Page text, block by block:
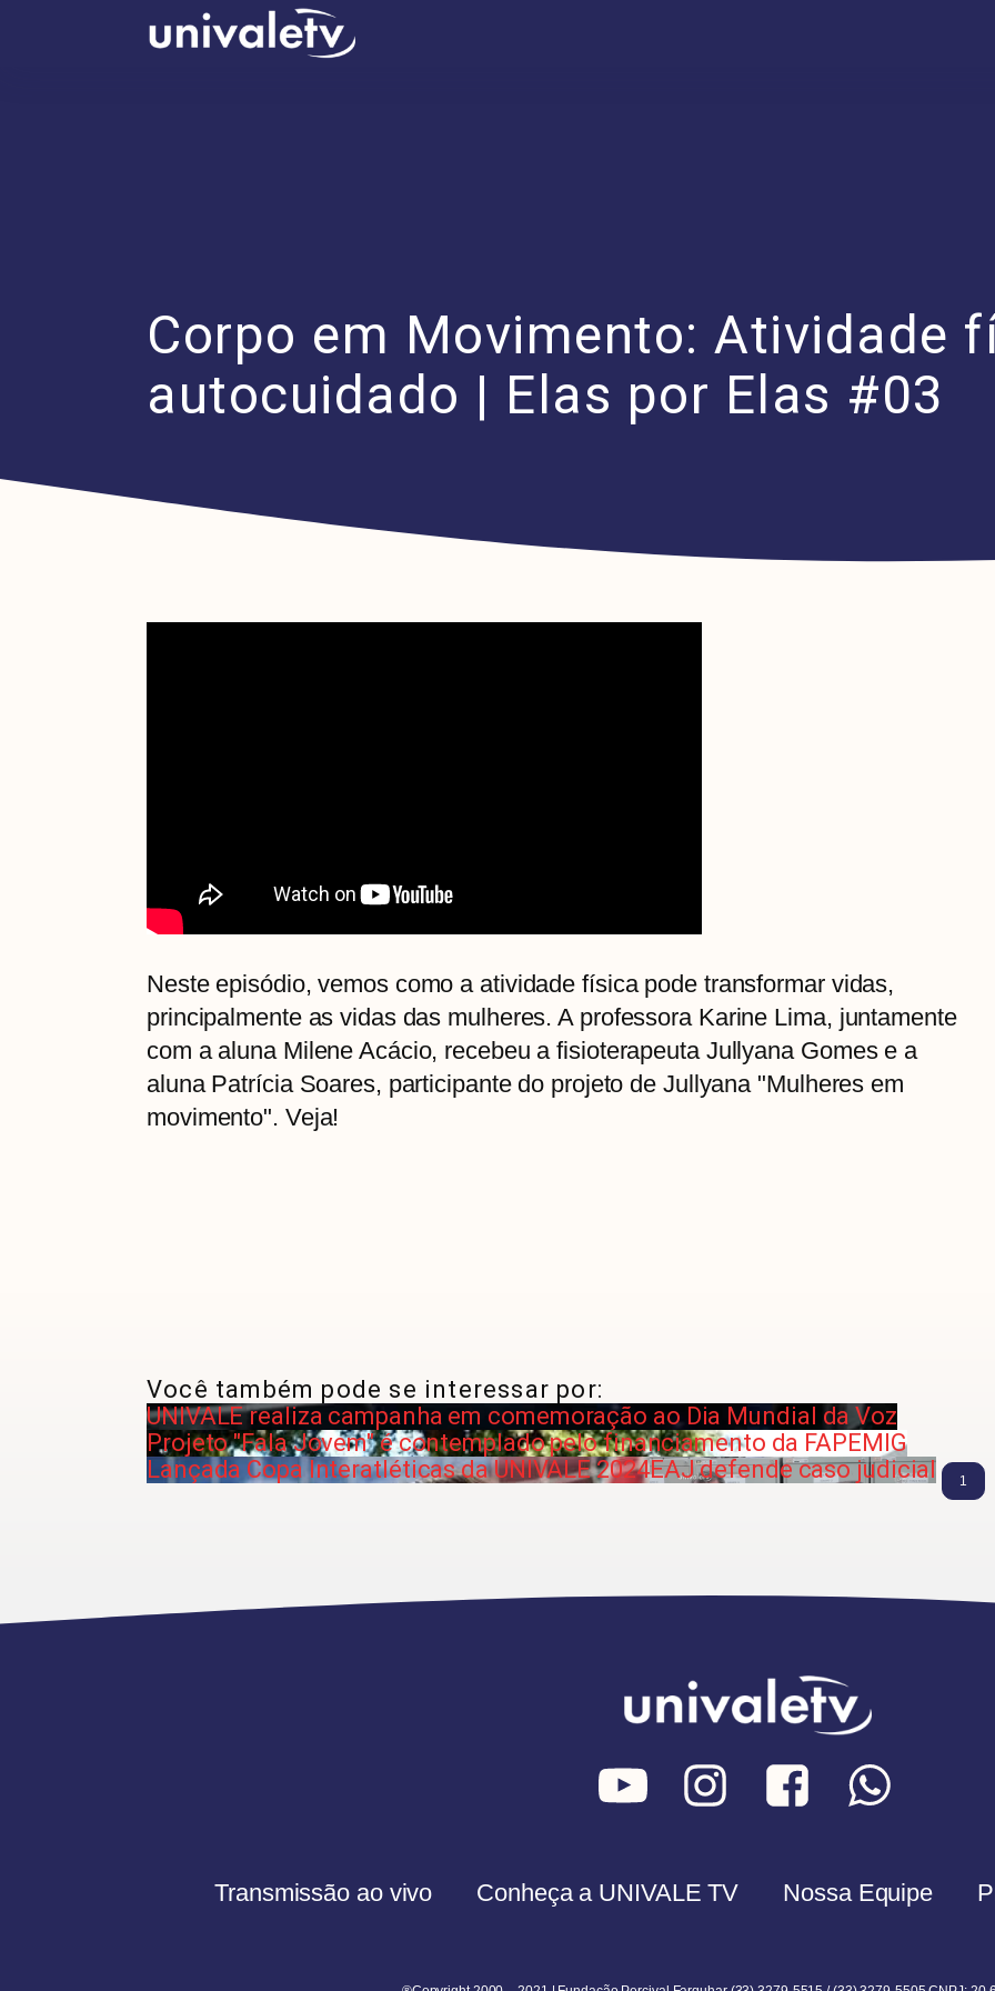
Corpo em Movimento: Atividade
autocuidado | Elas por Elas #03
Neste episódio, vemos como a atividade física pode transformar vidas,
principalmente as vidas das mulheres. A professora Karine Lima, juntamente
com a aluna Milene Acácio, recebeu a fisioterapeuta Jullyana Gomes e a
aluna Patrícia Soares, participante do projeto de Jullyana "Mulheres em
movimento". Veja!
Você também pode se interessar por:
UNIVALE realiza campanha em comemoração ao Dia Mundial da Voz
Projeto "Fala Jovem" é contemplado pelo financiamento da FAPEMIG
Lançada Copa Interatléticas da UNIVALE 2024EAJ defende caso judicial 1
Transmissão ao vivo Conheça a UNIVALE TV Nossa Equipe